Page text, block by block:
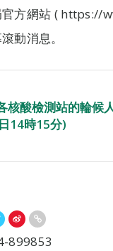
方網站 ( https://
動消息。
核酸檢測站的輪候
14時15分)
899853